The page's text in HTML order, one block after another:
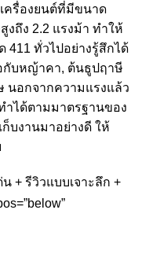
ครื่องยนต์ที่มีขนาด
งถึง 2.2 แรงม้า ทำให้
411 ทั่วไปอย่างรู้สึกได้
กับหญ้าคา, ต้นธูปฤาษี
นอกจากความแรงแล้ว
ได้ตามมาตรฐานของ
บงานมาอย่างดี ให้
น + รีวิวแบบเจาะลึก +